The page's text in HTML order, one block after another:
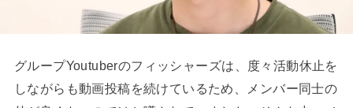
グループYoutuberのフィッシャーズは、度々活動休止を
しながらも動画投稿を続けているため、メンバー同士の